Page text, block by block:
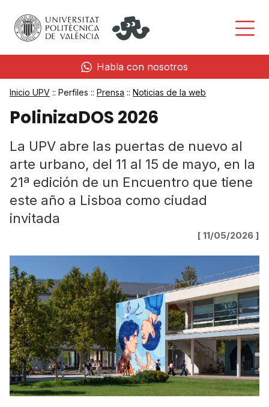
Habla con nosotros
Inicio UPV :: Perfiles :: Prensa :: Noticias de la web
PolinizaDOS 2026
La UPV abre las puertas de nuevo al
arte urbano, del 11 al 15 de mayo, en la
21ª edición de un Encuentro que tiene
este año a Lisboa como ciudad
invitada
[ 11/05/2026 ]